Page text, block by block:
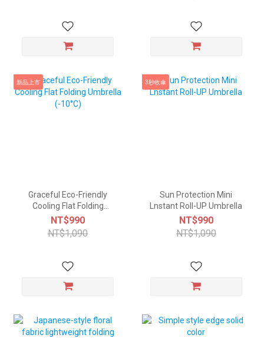
新品上市
Graceful Eco-Friendly
Cooling Flat Folding
Umbrella (-10°C)
NT$990
NT$1,090
3秒收傘
Sun Protection Mini
Lnstant Roll-UP Umbrella
NT$990
NT$1,090